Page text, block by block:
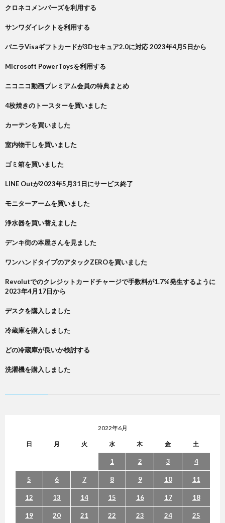
クロネコメンバーズを利用する
サンワダイレクトを利用する
バニラVisaギフトカードが3Dセキュア2.0に対応 2023年4月5日から
Microsoft PowerToysを利用する
ニコニコ動画プレミアム会員の特典まとめ
4枚焼きのトースターを買いました
カーテンを買いました
室内物干しを買いました
ゴミ箱を買いました
LINE Outが2023年5月31日にサービス終了
モニターアームを買いました
浄水器を買い替えました
デンキ街の本屋さんを見ました
ワンハンドタイプのアタックZEROを買いました
Revolutでのクレジットカードチャージで手数料が1.7%発生するように
2023年4月17日から
デスクを購入しました
冷蔵庫を購入しました
どの冷蔵庫が良いか検討する
洗濯機を購入しました
2022年6月
日 月 火 水 木 金 土
1 2 3 4
5 6 7 8 9 10 11
12 13 14 15 16 17 18
19 20 21 22 23 24 25